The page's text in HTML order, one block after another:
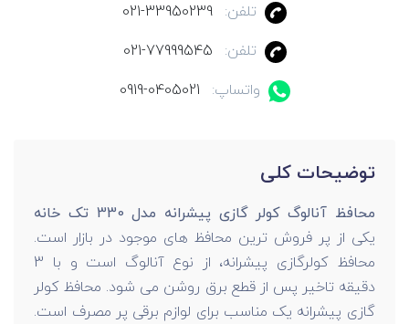
تلفن:
021-33950239
تلفن:
021-77999545
واتساپ:
0919-0405021
توضیحات کلی
محافظ آنالوگ کولر گازی پیشرانه مدل 330 تک خانه
یکی از پر فروش ترین محافظ های موجود در بازار است.
محافظ کولرگازی پیشرانه، از نوع آنالوگ است و با 3
دقیقه تاخیر پس از قطع برق روشن می شود. محافظ کولر
گازی پیشرانه یک مناسب برای لوازم برقی پر مصرف است.